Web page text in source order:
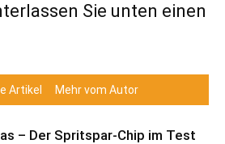
Sie unten einen
Artikel Mehr vom Autor
– Der Spritspar-Chip im Test